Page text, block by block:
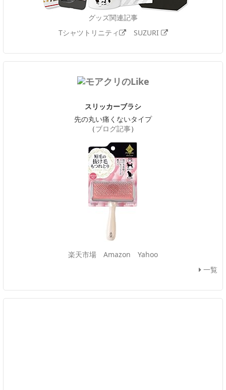
グッズ関連記事
Tシャツトリニティ
SUZURI
スリッカーブラシ
先の丸い痛くないタイプ
（ブログ記事）
楽天市場 Amazon
Yahoo
一覧